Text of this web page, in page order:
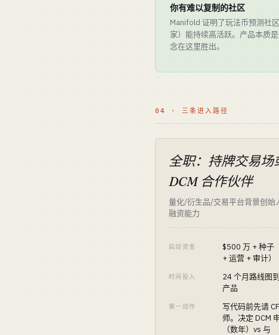
你有难以复制的社区
Manifold 证明了玩法币预测社
家）能持续高活跃。产品本质
念在这里胜出。
04 · 三条进入路径
全职：持牌交易场
DCM 合作伙伴
量化/衍生品/交易平台背景创始
融资能力
启动资金
$500 万 + 种子
+ 运营 + 审计）
时间投入
24 个月路线图
产品
第一动作
写代码前先请
师。决定 DCM
（数年）vs 与